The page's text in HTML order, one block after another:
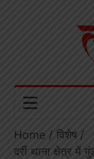
Home
विशेष
दर्री थाना क्षेत्र